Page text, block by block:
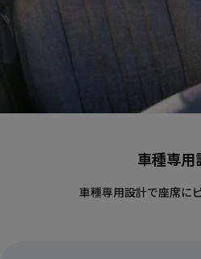
車種専用
車種専用設計で座席に